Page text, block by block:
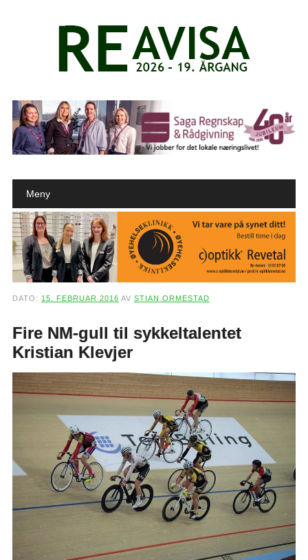
Main menu
Meny
DATO: 15. FEBRUAR 2016 AV STIAN ORMESTAD
Fire NM-gull til sykkeltalentet
Kristian Klevjer